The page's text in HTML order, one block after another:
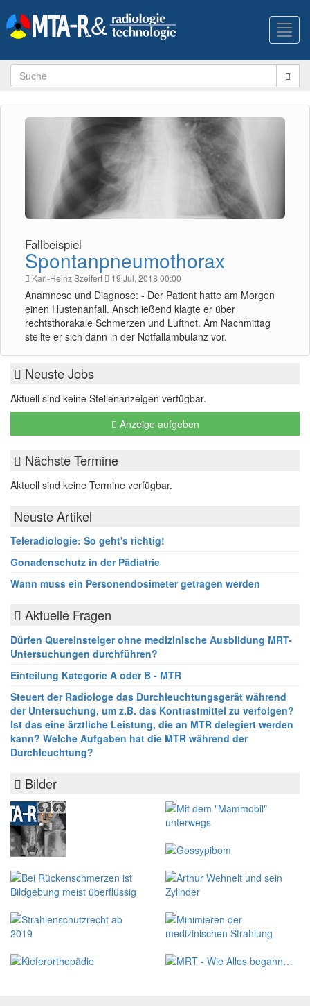
Fallbeispiel
Spontanpneumothorax
Karl-Heinz Szeifert 19 Jul, 2018 00:00
Anamnese und Diagnose: - Der Patient hatte am Morgen
einen Hustenanfall. Anschließend klagte er über
rechtsthorakale Schmerzen und Luftnot. Am Nachmittag
stellte er sich dann in der Notfallambulanz vor.
Neuste Jobs
Aktuell sind keine Stellenanzeigen verfügbar.
Anzeige aufgeben
Nächste Termine
Aktuell sind keine Termine verfügbar.
Neuste Artikel
Teleradiologie: So geht's richtig!
Gonadenschutz in der Pädiatrie
Wann muss ein Personendosimeter getragen werden
Aktuelle Fragen
Dürfen Quereinsteiger ohne medizinische Ausbildung MRT-
Untersuchungen durchführen?
Einteilung Kategorie A oder B - MTR
Steuert der Radiologe das Durchleuchtungsgerät während
der Untersuchung, um z.B. das Kontrastmittel zu verfolgen?
Ist das eine ärztliche Leistung, die an MTR delegiert werden
kann? Welche Aufgaben hat die MTR während der
Durchleuchtung?
Bilder